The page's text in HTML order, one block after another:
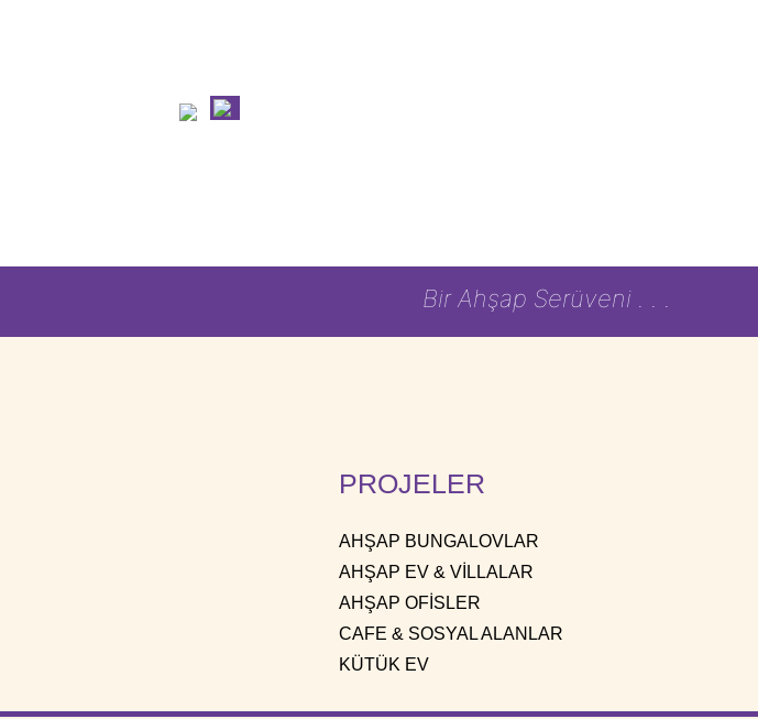
Bir Ahşap Serüveni . . .
PROJELER
AHŞAP BUNGALOVLAR
AHŞAP EV & VİLLALAR
AHŞAP OFİSLER
CAFE & SOSYAL ALANLAR
KÜTÜK EV